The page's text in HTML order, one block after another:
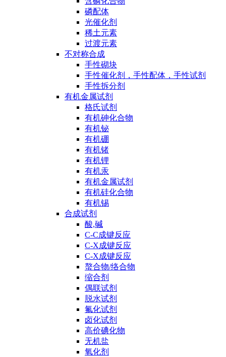
磷配体
光催化剂
稀土元素
过渡元素
不对称合成
手性砌块
手性催化剂，手性配体，手性试剂
手性拆分剂
有机金属试剂
格氏试剂
有机砷化合物
有机铋
有机硼
有机锗
有机锂
有机汞
有机金属试剂
有机硅化合物
有机锡
合成试剂
酸,碱
C-C成键反应
C-X成键反应
C-X成键反应
螯合物/络合物
缩合剂
偶联试剂
脱水试剂
氟化试剂
卤化试剂
高价碘化物
无机盐
氧化剂